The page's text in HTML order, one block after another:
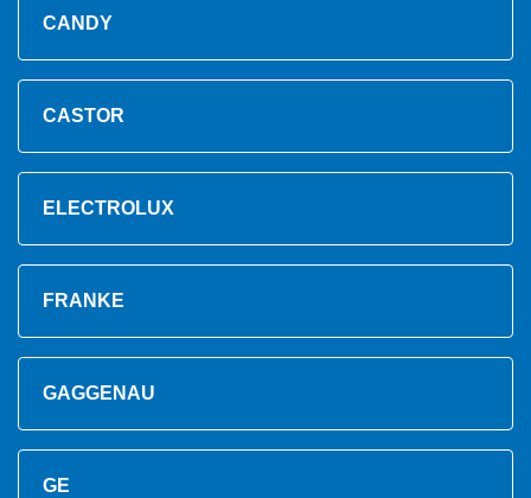
CANDY
CASTOR
ELECTROLUX
FRANKE
GAGGENAU
GE